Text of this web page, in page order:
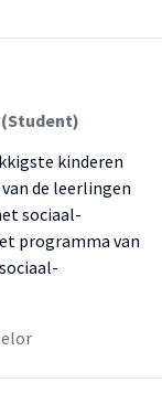
kinderen
de leerlingen
sociaal-
programma van